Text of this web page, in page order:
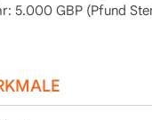
5.000 GBP (Pfund